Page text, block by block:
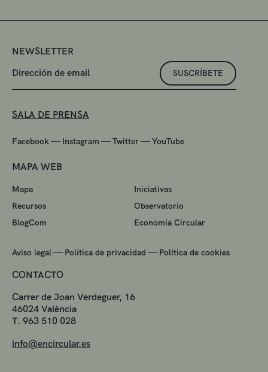
NEWSLETTER
SUSCRÍBETE
SALA DE PRENSA
Facebook— Instagram —Twitter—YouTube
MAPA WEB
Mapa
Iniciativas
Recursos
Observatorio
BlogCom
Economía Circular
Aviso legal— Política de privacidad — Política de cookies
CONTACTO
Carrer de Joan Verdeguer, 16
46024 València
T. 963 510 028
info@encircular.es